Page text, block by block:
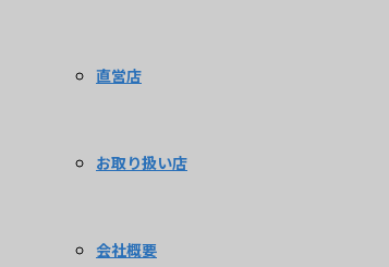
直営店
お取り扱い店
会社概要